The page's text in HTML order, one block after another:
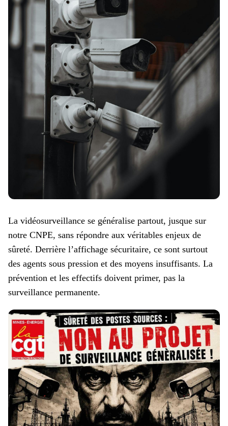
La vidéosurveillance se généralise partout, jusque sur
notre CNPE, sans répondre aux véritables enjeux de
sûreté. Derrière l’affichage sécuritaire, ce sont surtout
des agents sous pression et des moyens insuffisants. La
prévention et les effectifs doivent primer, pas la
surveillance permanente.